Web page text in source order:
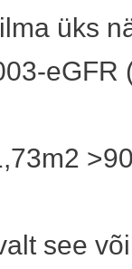
üks
eGFR
>90
see